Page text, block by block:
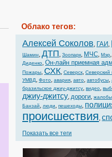
Облако тегов:
Алексей Соколов, ГАИ,
Шамин, ДТП, Зоопарк, МЧС, Мэр,
Диденко, Он-лайн приемная
Пожары, СХК, Северск, Северский
УМВД, Фото, авария, авто, автобусы,
бразильское джиу-джитсу, видео,
джиу-джитсу, дороги, жалобы
Банзай, люди, пешеходы,
происшествия,
Показать все теги